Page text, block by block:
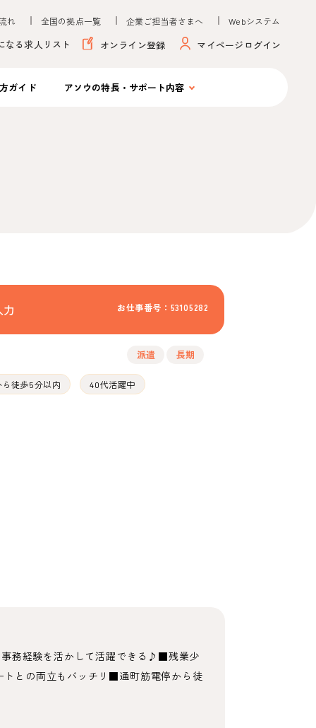
れ 全国の拠点一覧 企業ご担当者さまへ Webシステム
なる求人リスト オンライン登録 マイページログイン
ガイド アソウの特長・サポート内容
お仕事番号：53105282
派遣 長期
ら徒歩5分以内 40代活躍中
務経験を活かして活躍できる♪■残業少
との両立もバッチリ■通町筋電停から徒